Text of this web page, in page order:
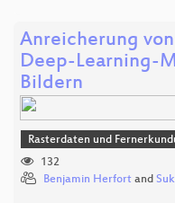
Anreicherung
Deep-Learning-
Bildern
Rasterdaten und
132
Benjamin Herfort and